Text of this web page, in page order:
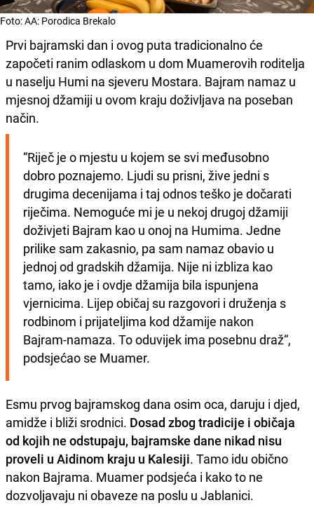
Foto: AA: Porodica Brekalo
Prvi bajramski dan i ovog puta tradicionalno će
započeti ranim odlaskom u dom Muamerovih roditelja
u naselju Humi na sjeveru Mostara. Bajram namaz u
mjesnoj džamiji u ovom kraju doživljava na poseban
način.
“Riječ je o mjestu u kojem se svi međusobno
dobro poznajemo. Ljudi su prisni, žive jedni s
drugima decenijama i taj odnos teško je dočarati
riječima. Nemoguće mi je u nekoj drugoj džamiji
doživjeti Bajram kao u onoj na Humima. Jedne
prilike sam zakasnio, pa sam namaz obavio u
jednoj od gradskih džamija. Nije ni izbliza kao
tamo, iako je i ovdje džamija bila ispunjena
vjernicima. Lijep običaj su razgovori i druženja s
rodbinom i prijateljima kod džamije nakon
Bajram-namaza. To oduvijek ima posebnu draž“,
podsjećao se Muamer.
Esmu prvog bajramskog dana osim oca, daruju i djed,
amidže i bliži srodnici. Dosad zbog tradicije i običaja
od kojih ne odstupaju, bajramske dane nikad nisu
proveli u Aidinom kraju u Kalesiji. Tamo idu obično
nakon Bajrama. Muamer podsjeća i kako to ne
dozvoljavaju ni obaveze na poslu u Jablanici.